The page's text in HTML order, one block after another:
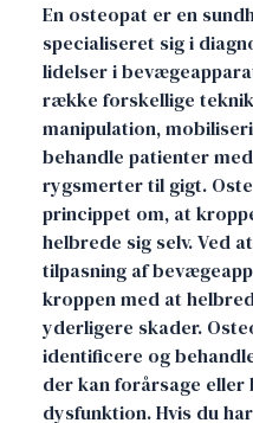
En osteopat er en
specialiseret sig i
lidelser i
række forskellige
manipulation,
behandle patienter
rygsmerter til gigt.
princippet om, at
helbrede sig selv. Ved
tilpasning af
kroppen med at
yderligere skader.
identificere og
der kan forårsage
dysfunktion. Hvis du